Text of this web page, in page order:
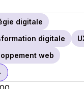
digitale
digitale
web